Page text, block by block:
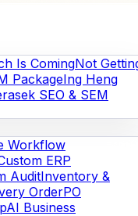
Is ComingNot
PackageIng Heng
SEO & SEM
Workflow
ERP
AuditInventory &
OrderPO
AI Business